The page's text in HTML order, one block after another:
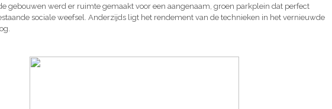
gebouwen werd er ruimte gemaakt voor een aangenaam, groen parkplein dat perfect
sociale weefsel. Anderzijds ligt het rendement van de technieken in het vernieuwde